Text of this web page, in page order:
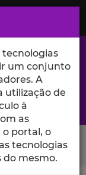
Iscte
tecnologias
um conjunto
A
utilização de
à
as
portal, o
tecnologias
do mesmo.